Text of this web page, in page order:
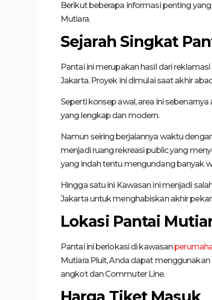
Berikut beberapa informasi penting
Mutiara.
Sejarah Singkat
Pantai ini merupakan hasil dari
Jakarta. Proyek ini dimulai saat akhir
Seperti konsep awal, area ini
yang lengkap dan modern.
Namun seiring berjalannya waktu
menjadi ruang rekreasi public yang
yang indah tentu mengundang banyak
Hingga satu ini Kawasan ini menjadi
Jakarta untuk menghabiskan akhir
Lokasi Pantai
Pantai ini berlokasi di kawasan
Mutiara Pluit, Anda dapat
angkot dan Commuter Line.